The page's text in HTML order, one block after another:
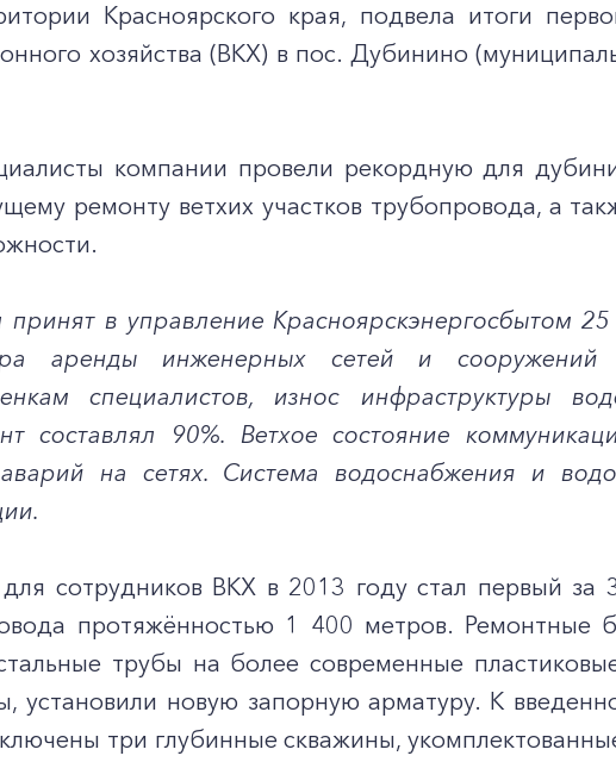
Красноярского края, подвела итоги
хозяйства (ВКХ) в пос. Дубинино
компании провели рекордную для
ремонту ветхих участков трубопровода, а
в управление Красноярскэнергосбытом
аренды инженерных сетей и сооружений
специалистов, износ инфраструктуры
составлял 90%. Ветхое состояние
на сетях. Система водоснабжения и
сотрудников ВКХ в 2013 году стал первый за
протяжённостью 1 400 метров. Ремонтные
трубы на более современные
установили новую запорную арматуру. К
три глубинные скважины,